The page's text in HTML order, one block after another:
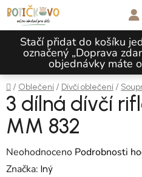
Přejít na obsah
Stačí přidat do košíku
označený „Doprava
objednávky máte
Domů
/ Oblečení / Dívčí oblečení /
3 dílná dívčí
MM 832
Průměrné hodnocení produktu
Neohodnoceno Podrobnosti
Značka: Iný